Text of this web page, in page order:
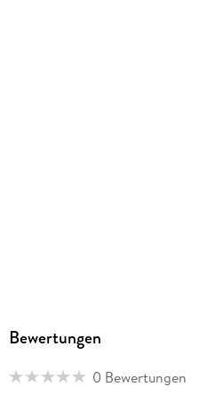
Bewertungen
0 Bewertungen